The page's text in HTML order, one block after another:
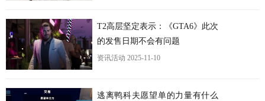
T2高层坚定表示：《GTA6》此次
的发售日期不会有问题
资讯活动 2025-11-10
逃离鸭科夫愿望单的力量有什么